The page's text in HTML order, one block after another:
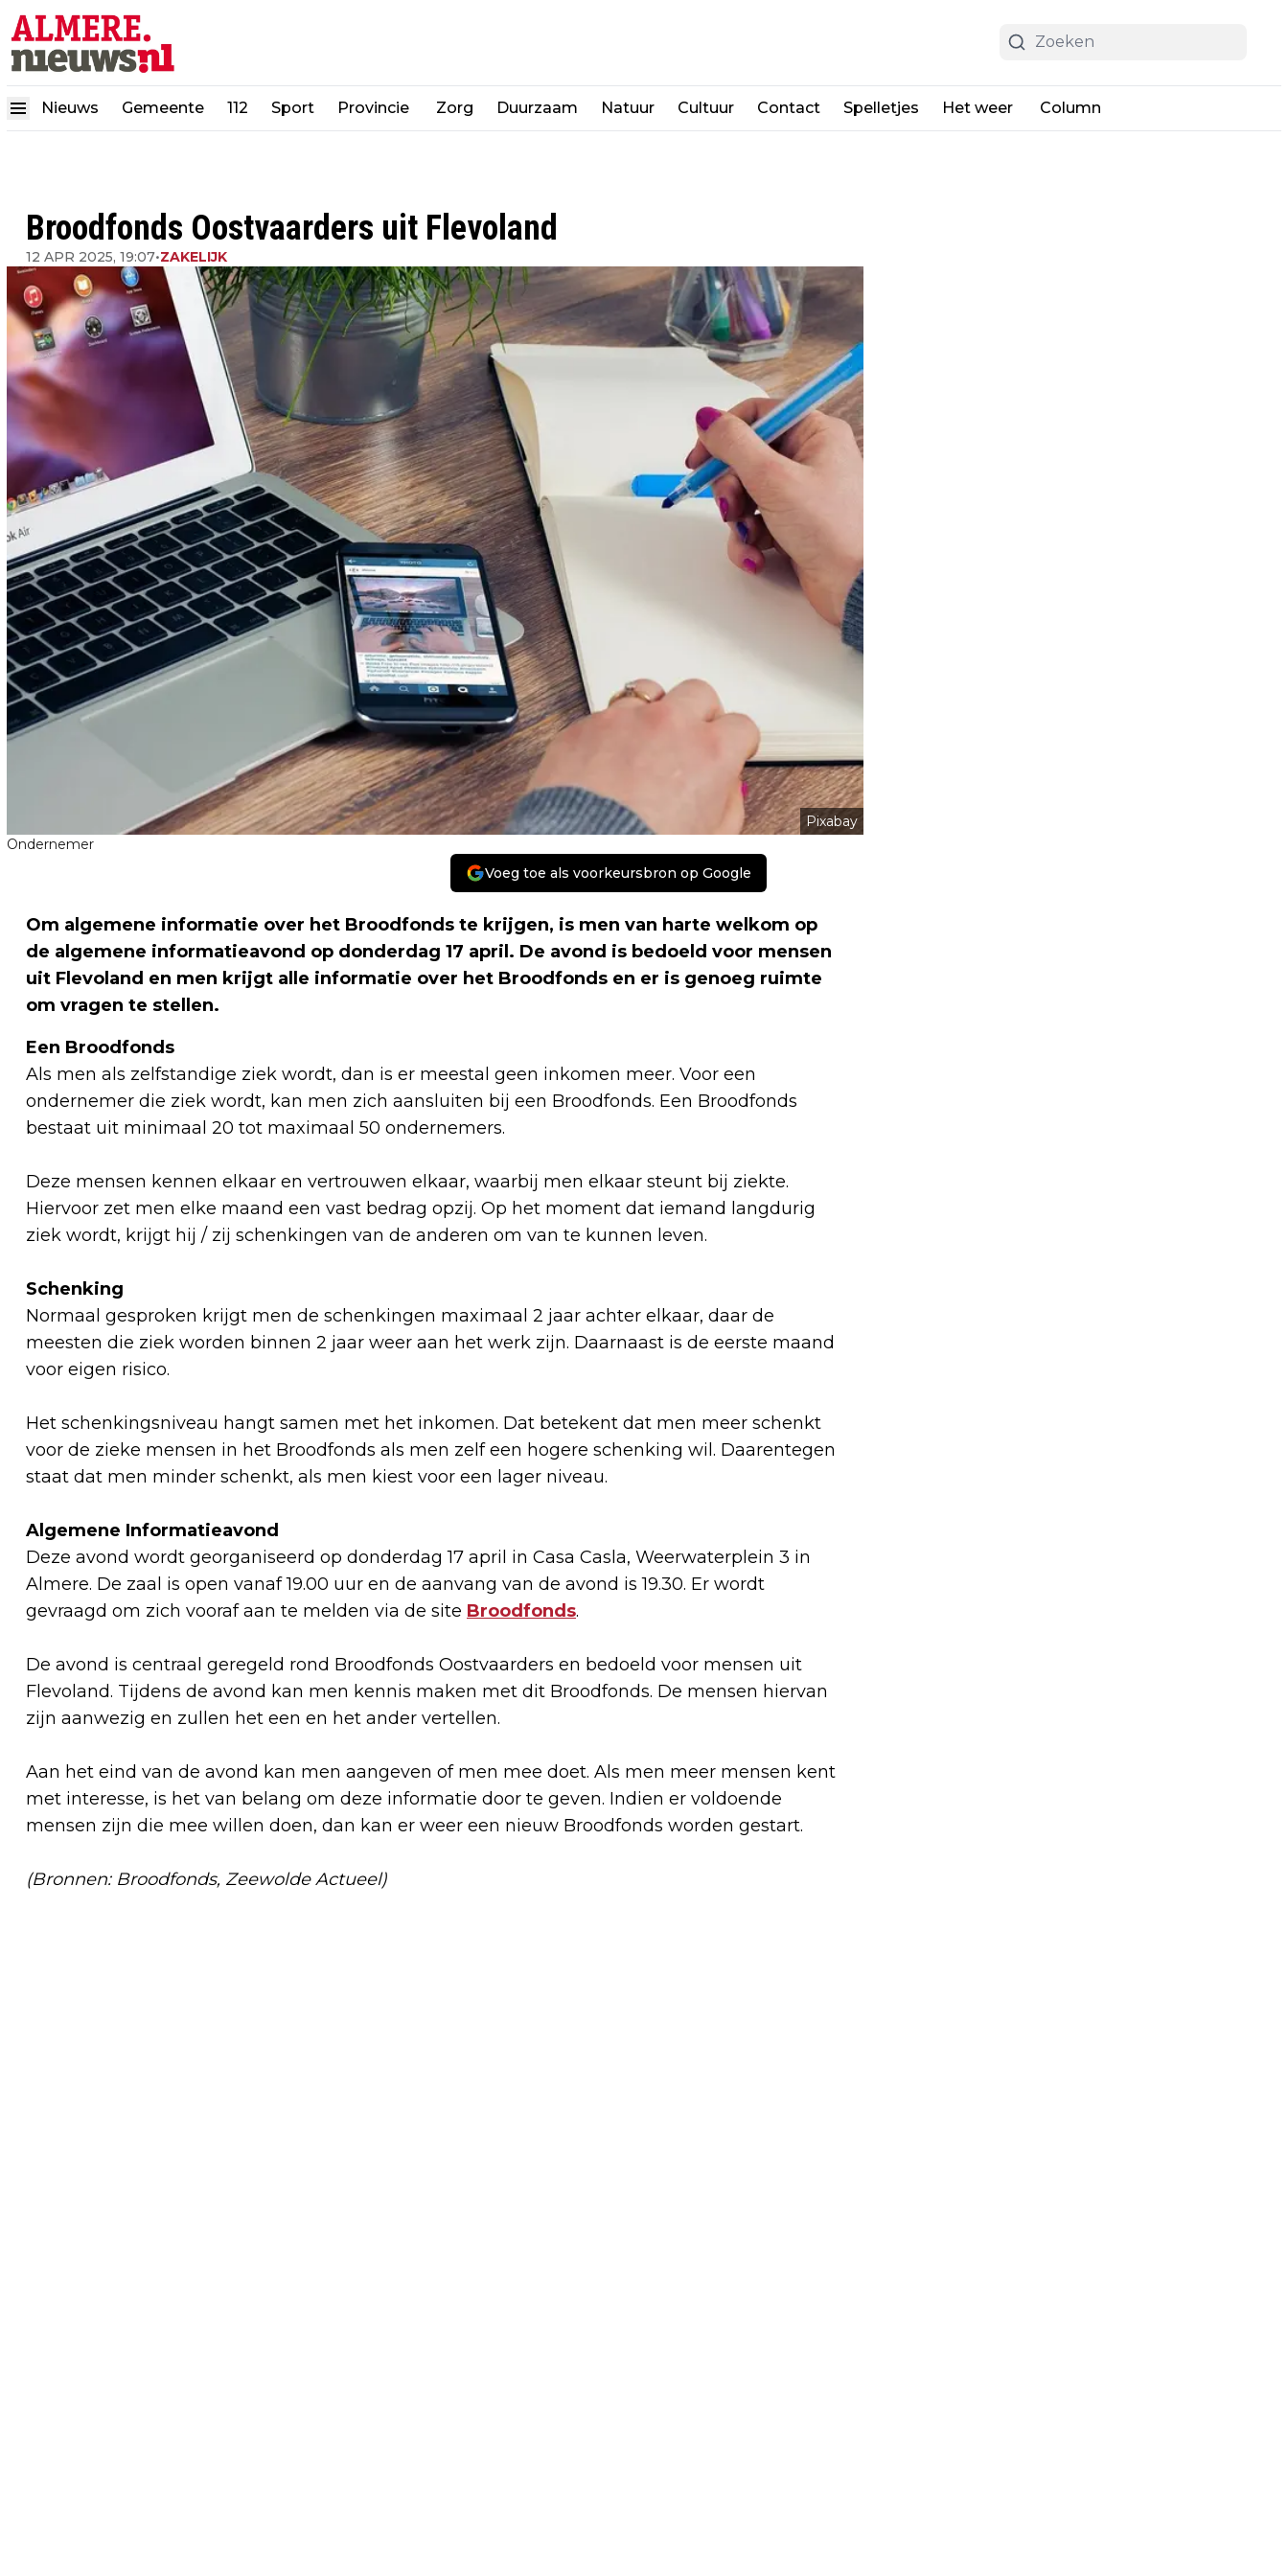
Nieuws Gemeente 112 Sport Provincie Zorg Duurzaam Natuur Cultuur Contact Spelletjes Het weer Column
Broodfonds Oostvaarders uit Flevoland
12 APR 2025, 19:07•ZAKELIJK
Pixabay
Ondernemer
Voeg toe als voorkeursbron op Google
Om algemene informatie over het Broodfonds te krijgen, is men van harte welkom op
de algemene informatieavond op donderdag 17 april. De avond is bedoeld voor mensen
uit Flevoland en men krijgt alle informatie over het Broodfonds en er is genoeg ruimte
om vragen te stellen.
Een Broodfonds
Als men als zelfstandige ziek wordt, dan is er meestal geen inkomen meer. Voor een
ondernemer die ziek wordt, kan men zich aansluiten bij een Broodfonds. Een Broodfonds
bestaat uit minimaal 20 tot maximaal 50 ondernemers.
Deze mensen kennen elkaar en vertrouwen elkaar, waarbij men elkaar steunt bij ziekte.
Hiervoor zet men elke maand een vast bedrag opzij. Op het moment dat iemand langdurig
ziek wordt, krijgt hij / zij schenkingen van de anderen om van te kunnen leven.
Schenking
Normaal gesproken krijgt men de schenkingen maximaal 2 jaar achter elkaar, daar de
meesten die ziek worden binnen 2 jaar weer aan het werk zijn. Daarnaast is de eerste maand
voor eigen risico.
Het schenkingsniveau hangt samen met het inkomen. Dat betekent dat men meer schenkt
voor de zieke mensen in het Broodfonds als men zelf een hogere schenking wil. Daarentegen
staat dat men minder schenkt, als men kiest voor een lager niveau.
Algemene Informatieavond
Deze avond wordt georganiseerd op donderdag 17 april in Casa Casla, Weerwaterplein 3 in
Almere. De zaal is open vanaf 19.00 uur en de aanvang van de avond is 19.30. Er wordt
gevraagd om zich vooraf aan te melden via de site Broodfonds.
De avond is centraal geregeld rond Broodfonds Oostvaarders en bedoeld voor mensen uit
Flevoland. Tijdens de avond kan men kennis maken met dit Broodfonds. De mensen hiervan
zijn aanwezig en zullen het een en het ander vertellen.
Aan het eind van de avond kan men aangeven of men mee doet. Als men meer mensen kent
met interesse, is het van belang om deze informatie door te geven. Indien er voldoende
mensen zijn die mee willen doen, dan kan er weer een nieuw Broodfonds worden gestart.
(Bronnen: Broodfonds, Zeewolde Actueel)